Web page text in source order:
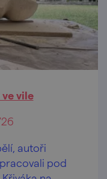
vile
autoři
pod